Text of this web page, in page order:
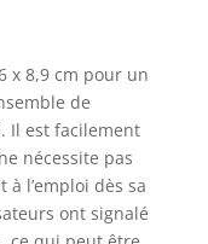
x 8,9 cm pour un
de
Il est facilement
nécessite pas
l’emploi dès sa
ont signalé